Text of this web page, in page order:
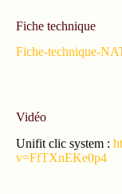
Fiche technique
Fiche-technique-
Vidéo
Unifit clic system :
v=FfTXnEKe0p4